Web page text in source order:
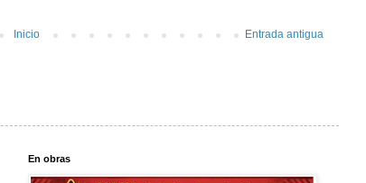
Entrada antigua
Inicio
En obras